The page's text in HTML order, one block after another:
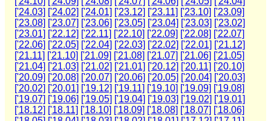
['24.03] ['24.02] ['24.01] ['23.12] ['23.11] ['23.10] ['23.09]
['23.08] ['23.07] ['23.06] ['23.05] ['23.04] ['23.03] ['23.02]
['23.01] ['22.12] ['22.11] ['22.10] ['22.09] ['22.08] ['22.07]
['22.06] ['22.05] ['22.04] ['22.03] ['22.02] ['22.01] ['21.12]
['21.11] ['21.10] ['21.09] ['21.08] ['21.07] ['21.06] ['21.05]
['21.04] ['21.03] ['21.02] ['21.01] ['20.12] ['20.11] ['20.10]
['20.09] ['20.08] ['20.07] ['20.06] ['20.05] ['20.04] ['20.03]
['20.02] ['20.01] ['19.12] ['19.11] ['19.10] ['19.09] ['19.08]
['19.07] ['19.06] ['19.05] ['19.04] ['19.03] ['19.02] ['19.01]
['18.12] ['18.11] ['18.10] ['18.09] ['18.08] ['18.07] ['18.06]